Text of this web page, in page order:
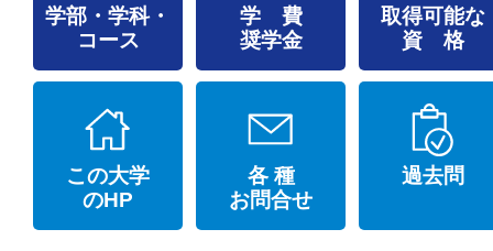
学部・学科・
コース
学 費
奨学金
取得可能な
資 格
この大学
のHP
各 種
お問合せ
過去問